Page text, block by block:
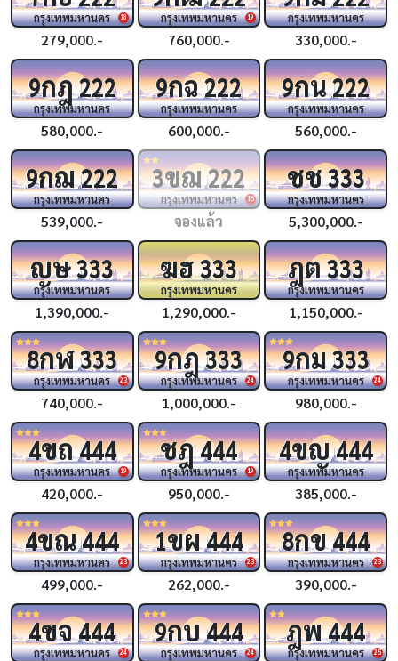
18
กรุงเทพมหานคร
279,000.-
19
กรุงเทพมหานคร
760,000.-
กรุงเทพมหานคร
330,000.-
9กฎ222
กรุงเทพมหานคร
580,000.-
9กฉ222
กรุงเทพมหานคร
600,000.-
9กน222
กรุงเทพมหานคร
560,000.-
9กฌ222
กรุงเทพมหานคร
539,000.-
16
3ขฌ222
กรุงเทพมหานคร
จองแล้ว
ชช333
กรุงเทพมหานคร
5,300,000.-
ญษ333
กรุงเทพมหานคร
1,390,000.-
ฆฮ333
กรุงเทพมหานคร
1,290,000.-
ฎต333
กรุงเทพมหานคร
1,150,000.-
23
8กฬ333
กรุงเทพมหานคร
740,000.-
24
9กฎ333
กรุงเทพมหานคร
1,000,000.-
24
9กม333
กรุงเทพมหานคร
980,000.-
19
4ขถ444
กรุงเทพมหานคร
420,000.-
19
ชฎ444
กรุงเทพมหานคร
950,000.-
4ขญ444
กรุงเทพมหานคร
385,000.-
23
4ขณ444
กรุงเทพมหานคร
499,000.-
23
1ขผ444
กรุงเทพมหานคร
262,000.-
23
8กข444
กรุงเทพมหานคร
390,000.-
24
4ขจ444
กรุงเทพมหานคร 24
9กบ444
กรุงเทพมหานคร 25
ฎพ444
กรุงเทพมหานคร